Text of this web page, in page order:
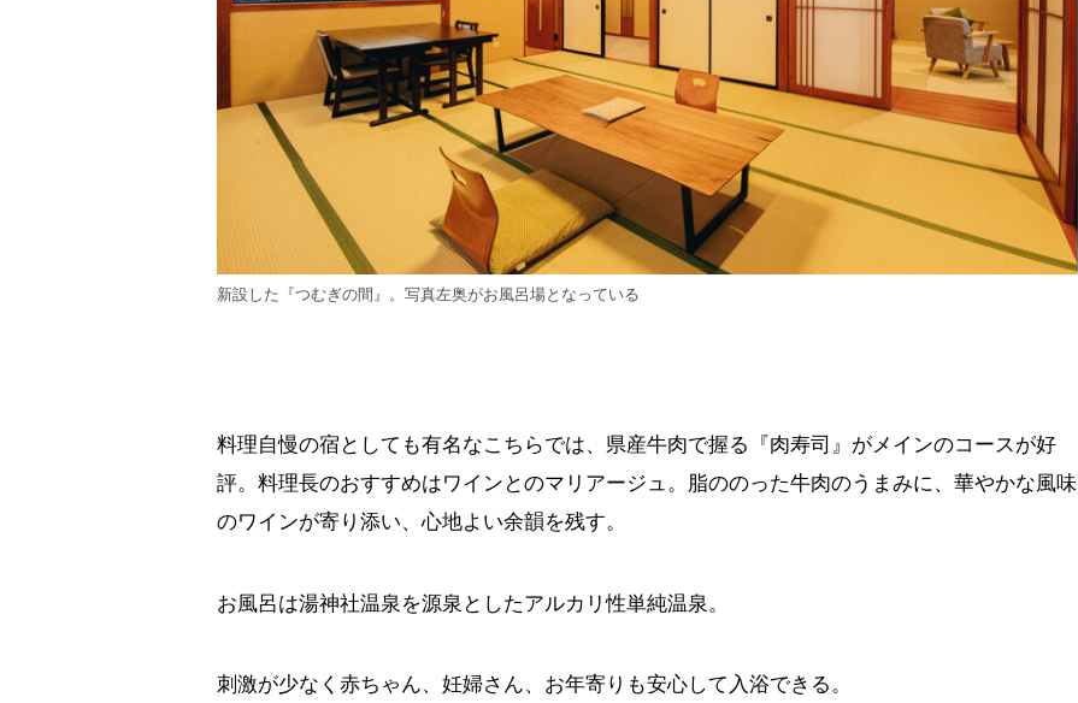
新設した『つむぎの間』。写真左奥がお風呂場となっている
料理自慢の宿としても有名なこちらでは、県産牛肉で握る『肉寿司』がメインのコースが好
評。料理長のおすすめはワインとのマリアージュ。脂ののった牛肉のうまみに、華やかな風味
のワインが寄り添い、心地よい余韻を残す。
お風呂は湯神社温泉を源泉としたアルカリ性単純温泉。
刺激が少なく赤ちゃん、妊婦さん、お年寄りも安心して入浴できる。